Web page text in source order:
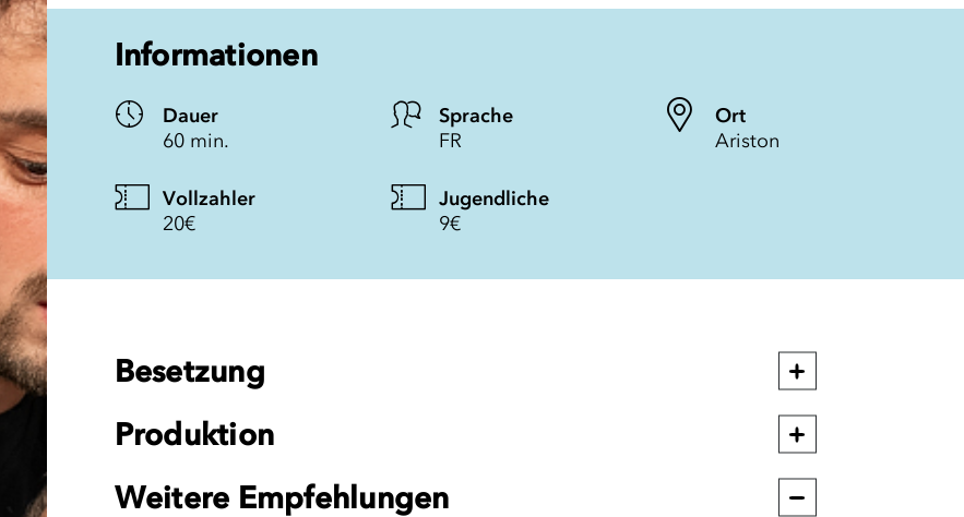
Informationen
Dauer
60 min.
Sprache
FR
Ort
Ariston
Vollzahler
20€
Jugendliche
9€
Besetzung
Produktion
Weitere Empfehlungen